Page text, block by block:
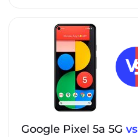
Google Pixel 5a 5G vs